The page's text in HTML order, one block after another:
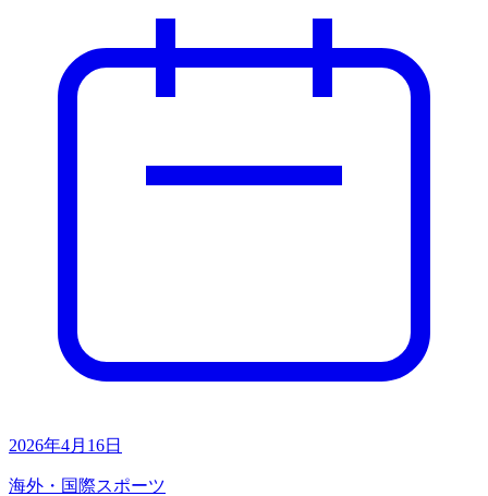
2026年4月16日
海外・国際スポーツ